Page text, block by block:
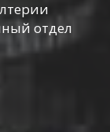
отдел